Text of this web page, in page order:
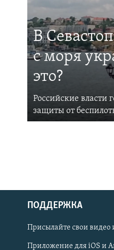
Українською
Qırımtatar
В
с моря
это?
Российские власти
защиты от
ПОДДЕРЖКА
Присылайте свои видео
Приложение для iOS и